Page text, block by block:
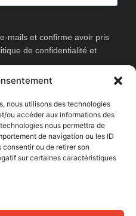
nous utilisons des technologies
ou accéder aux informations des
nous permettra de
de navigation ou les ID
ou de retirer son
sur certaines caractéristiques
mails et confirme avoir pris
de confidentialité et
moment en cliquant sur le lien
l'ouverture des
les contenus proposés.